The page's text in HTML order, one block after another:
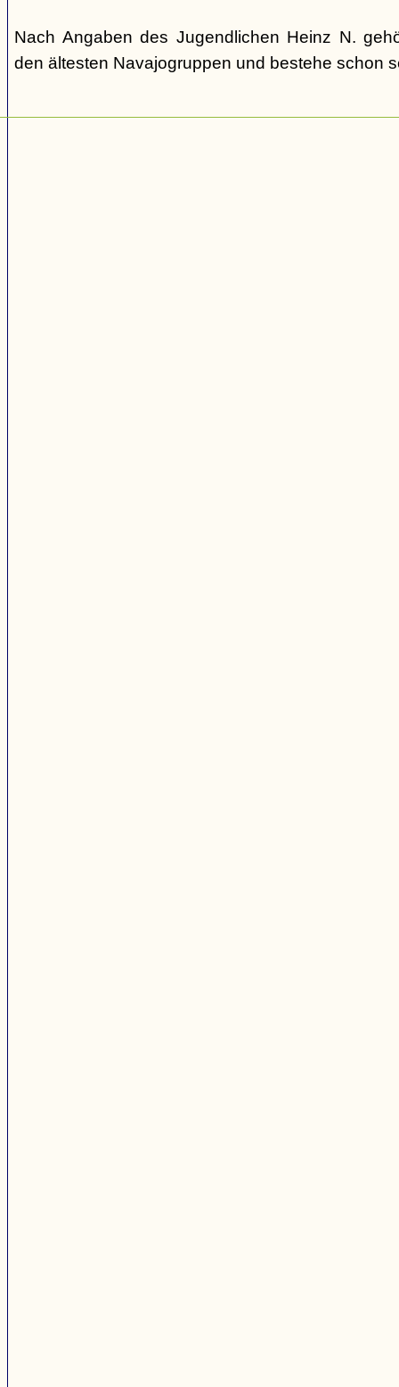
Nach Angaben des Jugendlichen Heinz N.
den ältesten Navajogruppen und bestehe schon